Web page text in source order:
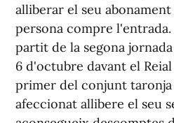
alliberar el seu
persona compre
partit de la segona
6 d'octubre davant el
primer del conjunt taronja
afeccionat allibere el seu